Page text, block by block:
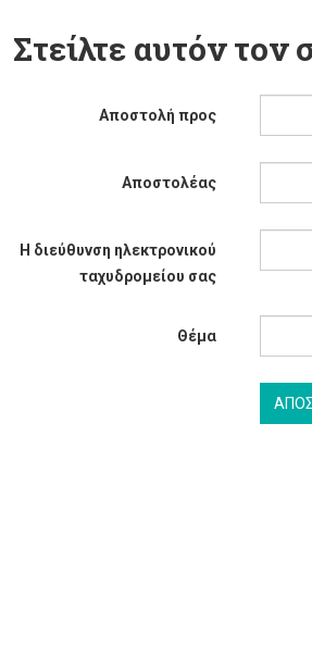
Στείλτε αυτόν
Αποστολή προς
Αποστολέας
Η διεύθυνση ηλεκτρονικού
ταχυδρομείου σας
Θέμα